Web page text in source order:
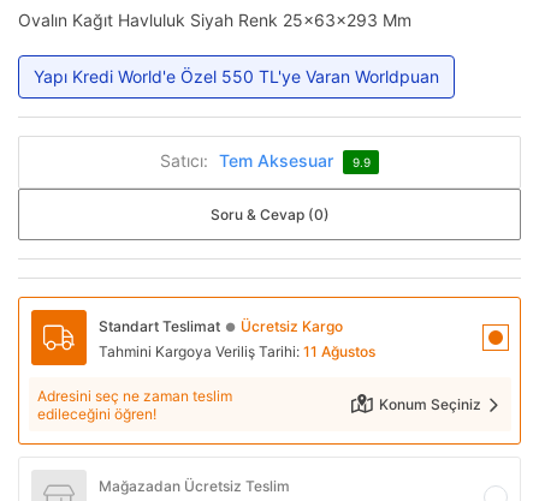
Ovalın Kağıt Havluluk Siyah Renk 25x63x293 Mm
Yapı Kredi World'e Özel 550 TL'ye Varan Worldpuan
Satıcı: Tem Aksesuar 9.9
Soru & Cevap (0)
Standart Teslimat ● Ücretsiz Kargo
Tahmini Kargoya Veriliş Tarihi: 11 Ağustos
Adresini seç ne zaman teslim
edileceğini öğren!
Konum Seçiniz
Mağazadan Ücretsiz Teslim